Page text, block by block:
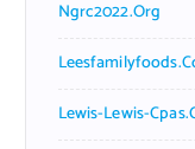
Ngrc2022.org
Lewis-Lewis-